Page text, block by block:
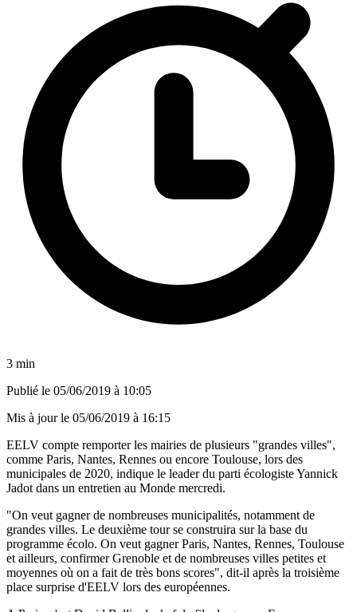
3 min
Publié le 05/06/2019 à 10:05
Mis à jour le 05/06/2019 à 16:15
EELV compte remporter les mairies de plusieurs "grandes villes",
comme Paris, Nantes, Rennes ou encore Toulouse, lors des
municipales de 2020, indique le leader du parti écologiste Yannick
Jadot dans un entretien au Monde mercredi.
"On veut gagner de nombreuses municipalités, notamment de
grandes villes. Le deuxième tour se construira sur la base du
programme écolo. On veut gagner Paris, Nantes, Rennes, Toulouse
et ailleurs, confirmer Grenoble et de nombreuses villes petites et
moyennes où on a fait de très bons scores", dit-il après la troisième
place surprise d'EELV lors des européennes.